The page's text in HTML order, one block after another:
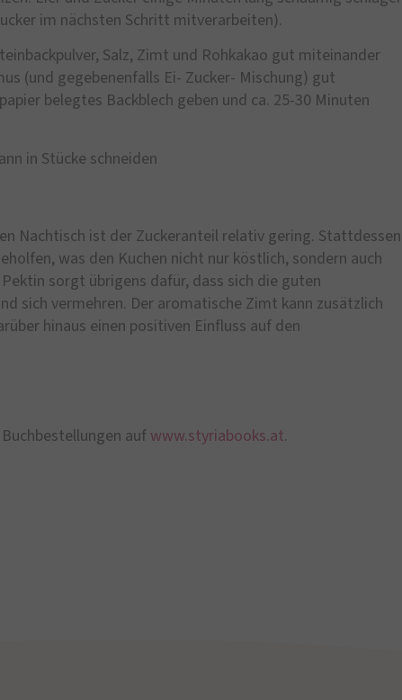
im nächsten Schritt mitverarbeiten).
Salz, Zimt und Rohkakao gut miteinander
(und gegebenenfalls Ei- Zucker- Mischung) gut
belegtes Backblech geben und ca. 25-30 Minuten
in Stücke schneiden
Nachtisch ist der Zuckeranteil relativ gering. Stattdessen
was den Kuchen nicht nur köstlich, sondern auch
sorgt übrigens dafür, dass sich die guten
sich vermehren. Der aromatische Zimt kann zusätzlich
hinaus einen positiven Einfluss auf den
auf www.styriabooks.at.